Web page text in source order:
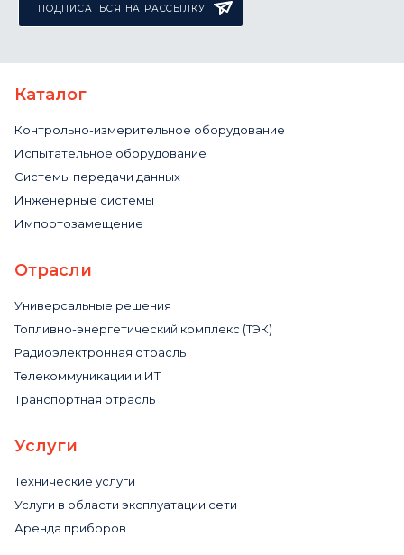
ПОДПИСАТЬСЯ НА РАССЫЛКУ
Каталог
Контрольно-измерительное оборудование
Испытательное оборудование
Системы передачи данных
Инженерные системы
Импортозамещение
Отрасли
Универсальные решения
Топливно-энергетический комплекс (ТЭК)
Радиоэлектронная отрасль
Телекоммуникации и ИТ
Транспортная отрасль
Услуги
Технические услуги
Услуги в области эксплуатации сети
Аренда приборов